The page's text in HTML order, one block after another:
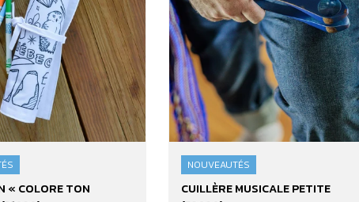
« COLORE TON
NOUVEAUTÉS
Cuillère
musicale
CUILLÈRE MUSICALE PETITE